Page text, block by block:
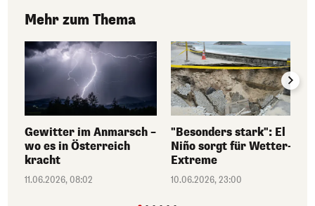
Mehr zum Thema
Gewitter im Anmarsch –
wo es in Österreich
kracht
11.06.2026, 08:02
"Besonders stark": El
Niño sorgt für Wetter-
Extreme
10.06.2026, 23:00